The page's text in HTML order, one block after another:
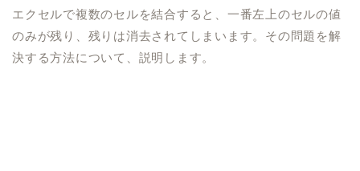
エクセルで複数のセルを結合すると、一番左上のセルの値
のみが残り、残りは消去されてしまいます。 その問題を解
決する方法について、 説明します。